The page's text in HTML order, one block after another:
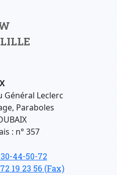
Général Leclerc
Paraboles
: n° 357
44-50-72
19 23 56 (Fax)